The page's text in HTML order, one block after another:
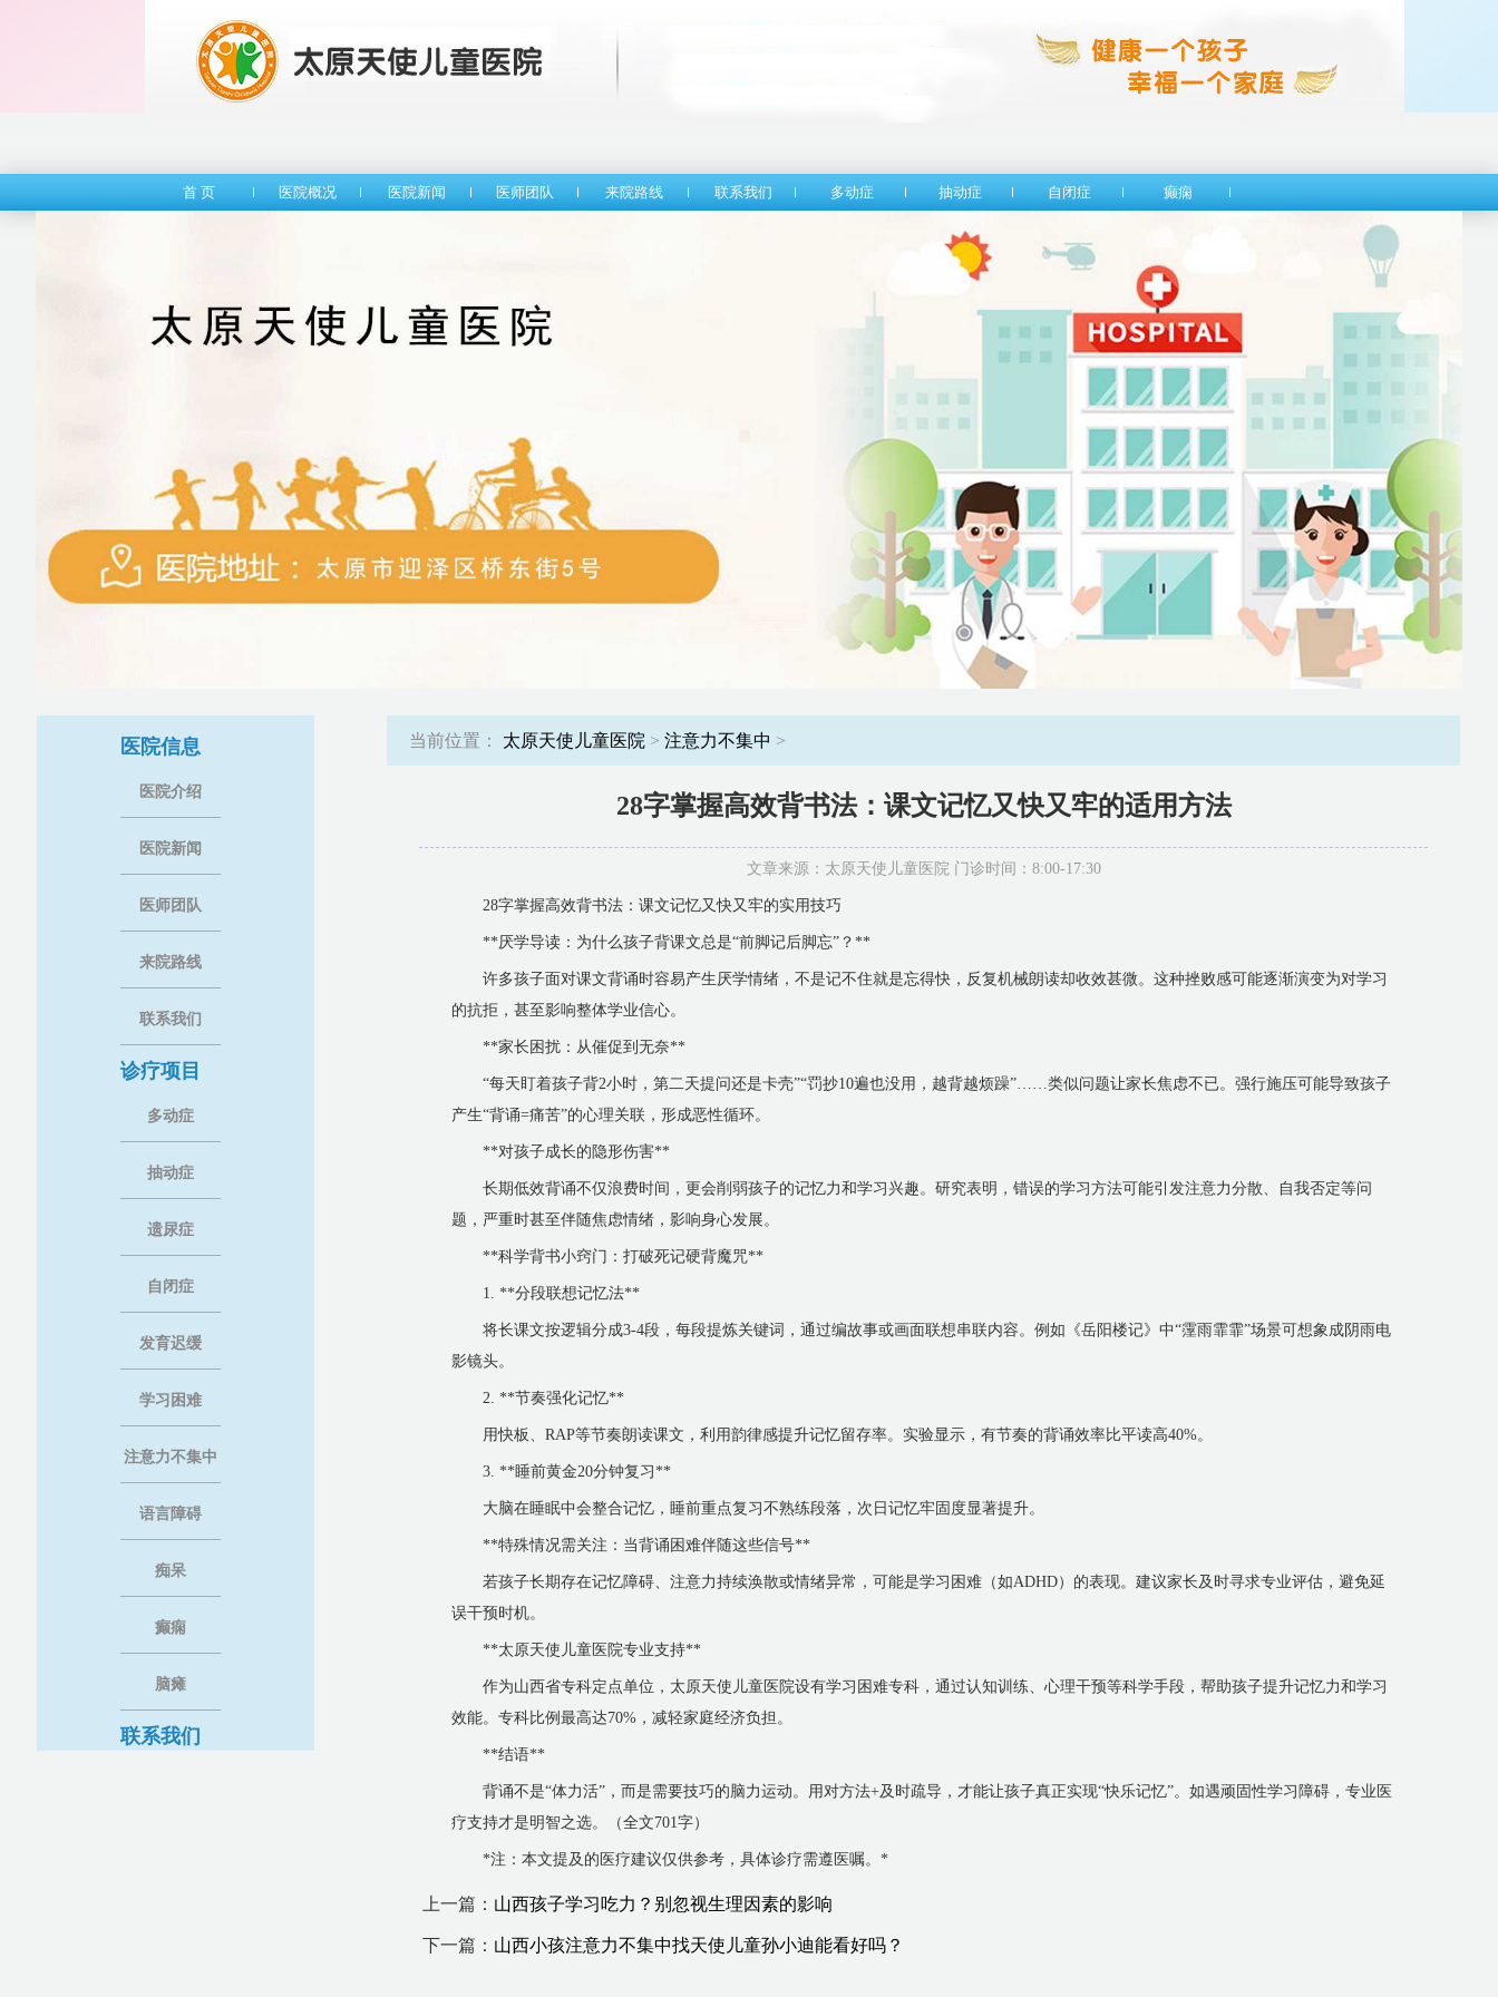
首 页 医院概况 医院新闻 医师团队 来院路线 联系我们 多动症 抽动症 自闭症 癫痫
医院信息
医院介绍
医院新闻
医师团队
来院路线
联系我们
诊疗项目
多动症
抽动症
遗尿症
自闭症
发育迟缓
学习困难
注意力不集中
语言障碍
痴呆
癫痫
脑瘫
联系我们
当前位置： 太原天使儿童医院 > 注意力不集中 >
28字掌握高效背书法：课文记忆又快又牢的适用方法
文章来源：太原天使儿童医院 门诊时间：8:00-17:30
28字掌握高效背书法：课文记忆又快又牢的实用技巧
**厌学导读：为什么孩子背课文总是“前脚记后脚忘”？**
许多孩子面对课文背诵时容易产生厌学情绪，不是记不住就是忘得快，反复机械朗读却收效甚微。这种挫败感可能逐渐演变为对学习
的抗拒，甚至影响整体学业信心。
**家长困扰：从催促到无奈**
“每天盯着孩子背2小时，第二天提问还是卡壳”“罚抄10遍也没用，越背越烦躁”……类似问题让家长焦虑不已。强行施压可能导致孩子
产生“背诵=痛苦”的心理关联，形成恶性循环。
**对孩子成长的隐形伤害**
长期低效背诵不仅浪费时间，更会削弱孩子的记忆力和学习兴趣。研究表明，错误的学习方法可能引发注意力分散、自我否定等问
题，严重时甚至伴随焦虑情绪，影响身心发展。
**科学背书小窍门：打破死记硬背魔咒**
1. **分段联想记忆法**
将长课文按逻辑分成3-4段，每段提炼关键词，通过编故事或画面联想串联内容。例如《岳阳楼记》中“霪雨霏霏”场景可想象成阴雨电
影镜头。
2. **节奏强化记忆**
用快板、RAP等节奏朗读课文，利用韵律感提升记忆留存率。实验显示，有节奏的背诵效率比平读高40%。
3. **睡前黄金20分钟复习**
大脑在睡眠中会整合记忆，睡前重点复习不熟练段落，次日记忆牢固度显著提升。
**特殊情况需关注：当背诵困难伴随这些信号**
若孩子长期存在记忆障碍、注意力持续涣散或情绪异常，可能是学习困难（如ADHD）的表现。建议家长及时寻求专业评估，避免延
误干预时机。
**太原天使儿童医院专业支持**
作为山西省专科定点单位，太原天使儿童医院设有学习困难专科，通过认知训练、心理干预等科学手段，帮助孩子提升记忆力和学习
效能。专科比例最高达70%，减轻家庭经济负担。
**结语**
背诵不是“体力活”，而是需要技巧的脑力运动。用对方法+及时疏导，才能让孩子真正实现“快乐记忆”。如遇顽固性学习障碍，专业医
疗支持才是明智之选。（全文701字）
*注：本文提及的医疗建议仅供参考，具体诊疗需遵医嘱。*
上一篇： 山西孩子学习吃力？别忽视生理因素的影响
下一篇： 山西小孩注意力不集中找天使儿童孙小迪能看好吗？